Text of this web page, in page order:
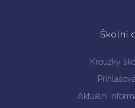
Školní
Kroužky
Aktuální